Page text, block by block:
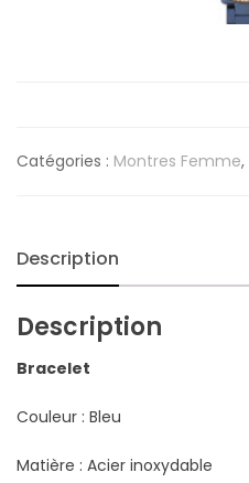
Catégories : Montres Femme,
Description
Description
Bracelet
Couleur : Bleu
Matière : Acier inoxydable